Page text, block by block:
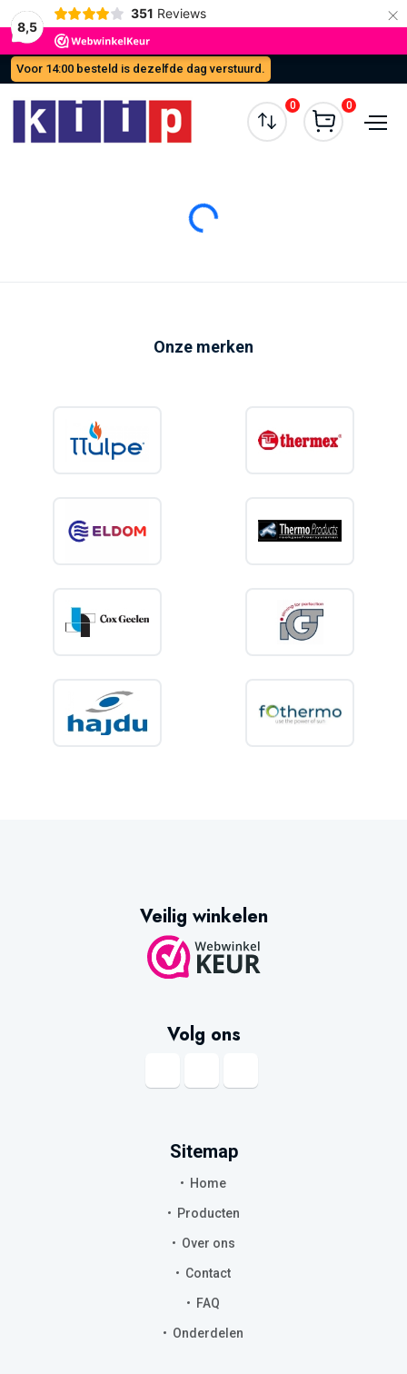
8,5
351 Reviews ×
Voor 14:00 besteld is dezelfde dag verstuurd.
0 0
Loading...
Onze merken
Veilig winkelen
Volg ons
Sitemap
Home
Producten
Over ons
Contact
FAQ
Onderdelen